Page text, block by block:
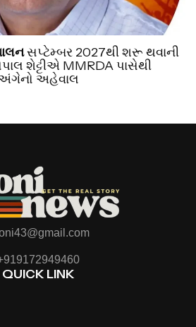
સપ્ટેમ્બર 2027થી શરૂ થવાની
શેટ્ટીએ MMRDA પાસેથી
અંગેનો અહેવાલ
QUICK LINK